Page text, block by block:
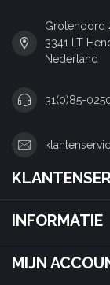
Grotenoord
3341 LT
Nederland
31(0)85-
INFORMATIE
MIJN